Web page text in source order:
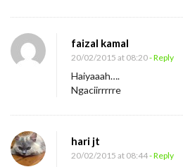
faizal kamal
20/02/2015 at 08:20- Reply
Haiyaaah….
Ngaciirrrrre
hari jt
20/02/2015 at 08:44- Reply